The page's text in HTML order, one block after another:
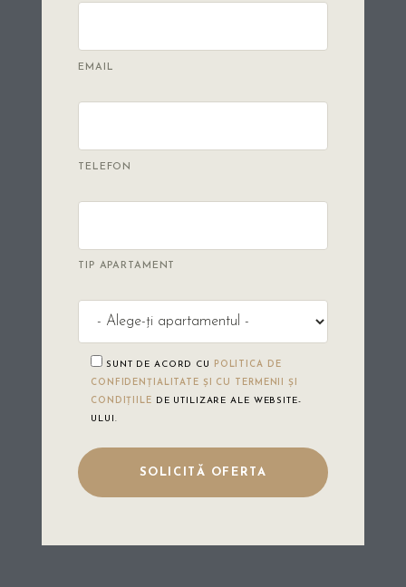
EMAIL
TELEFON
TIP APARTAMENT
SUNT DE ACORD CU
POLITICA DE
CONFIDENȚIALITATE ȘI CU TERMENII ȘI
CONDIȚIILE DE UTILIZARE ALE WEBSITE-
ULUI.